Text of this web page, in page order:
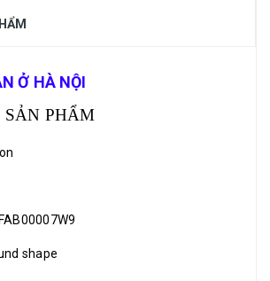
Ở HÀ NỘI
PHẨM
shape